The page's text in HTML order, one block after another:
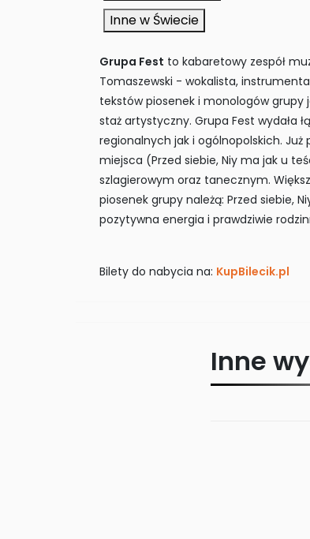
Inne w Świecie
Grupa Fest to kabaretowy zespół
Tomaszewski - wokalista,
tekstów piosenek i monologów grupy
staż artystyczny. Grupa Fest wydała
regionalnych jak i ogólnopolskich. Już
miejsca (Przed siebie, Niy ma jak u
szlagierowym oraz tanecznym.
piosenek grupy należą: Przed siebie,
pozytywna energia i prawdziwie
Bilety do nabycia na: KupBilecik.pl
Inne